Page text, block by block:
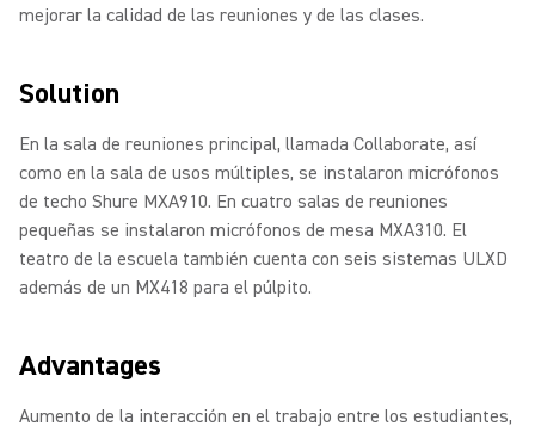
mejorar la calidad de las reuniones y de las clases.
Solution
En la sala de reuniones principal, llamada Collaborate, así
como en la sala de usos múltiples, se instalaron micrófonos
de techo Shure MXA910. En cuatro salas de reuniones
pequeñas se instalaron micrófonos de mesa MXA310. El
teatro de la escuela también cuenta con seis sistemas ULXD
además de un MX418 para el púlpito.
Advantages
Aumento de la interacción en el trabajo entre los estudiantes,